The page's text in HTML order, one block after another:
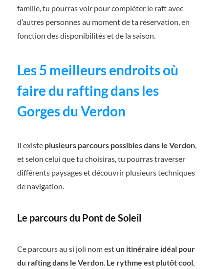
famille, tu pourras voir pour compléter le raft avec
d’autres personnes au moment de ta réservation, en
fonction des disponibilités et de la saison.
Les 5 meilleurs endroits où
faire du rafting dans les
Gorges du Verdon
Il existe plusieurs parcours possibles dans le Verdon,
et selon celui que tu choisiras, tu pourras traverser
différents paysages et découvrir plusieurs techniques
de navigation.
Le parcours du Pont de Soleil
Ce parcours au si joli nom est un itinéraire idéal pour
du rafting dans le Verdon. Le rythme est plutôt cool,